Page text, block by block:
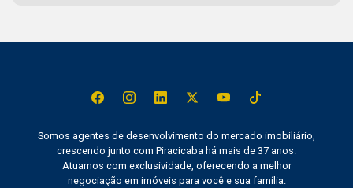
Somos agentes de desenvolvimento do mercado imobiliário,
crescendo junto com Piracicaba há mais de 37 anos.
Atuamos com exclusividade, oferecendo a melhor
negociação em imóveis para você e sua família.